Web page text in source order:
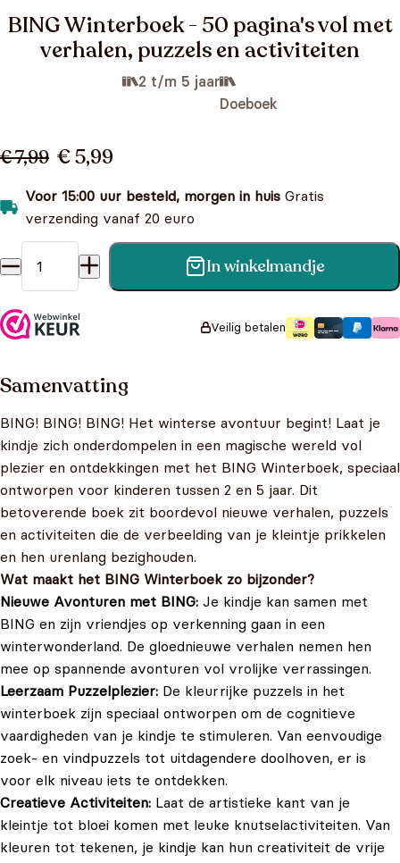
BING Winterboek - 50 pagina's vol met
verhalen, puzzels en activiteiten
2 t/m 5 jaar
Doeboek
€ 7,99 € 5,99
Voor 15:00 uur besteld, morgen in huis Gratis
verzending vanaf 20 euro
BING Winterboek - 50 pagina's vol met verhalen, puzzels
In winkelmandje
Veilig betalen
Samenvatting
BING! BING! BING! Het winterse avontuur begint! Laat je
kindje zich onderdompelen in een magische wereld vol
plezier en ontdekkingen met het BING Winterboek, speciaal
ontworpen voor kinderen tussen 2 en 5 jaar. Dit
betoverende boek zit boordevol nieuwe verhalen, puzzels
en activiteiten die de verbeelding van je kleintje prikkelen
en hen urenlang bezighouden.
Wat maakt het BING Winterboek zo bijzonder?
Nieuwe Avonturen met BING: Je kindje kan samen met
BING en zijn vriendjes op verkenning gaan in een
winterwonderland. De gloednieuwe verhalen nemen hen
mee op spannende avonturen vol vrolijke verrassingen.
Leerzaam Puzzelplezier: De kleurrijke puzzels in het
winterboek zijn speciaal ontworpen om de cognitieve
vaardigheden van je kindje te stimuleren. Van eenvoudige
zoek- en vindpuzzels tot uitdagendere doolhoven, er is
voor elk niveau iets te ontdekken.
Creatieve Activiteiten: Laat de artistieke kant van je
kleintje tot bloei komen met leuke knutselactiviteiten. Van
kleuren tot tekenen, je kindje kan hun creativiteit de vrije